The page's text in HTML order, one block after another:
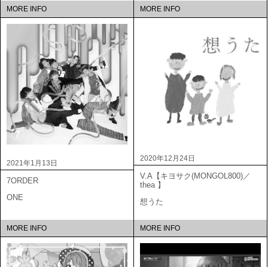
MORE INFO MORE INFO
2021年1月13日
7ORDER
ONE
MORE INFO
2020年12月24日
V.A【キヨサク(MONGOL800)／
thea 】
想うた
MORE INFO